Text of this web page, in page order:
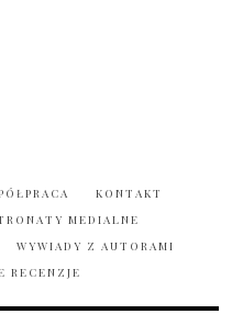
KONTAKT
MEDIALNE
WYWIADY Z AUTORAMI
RECENZJE